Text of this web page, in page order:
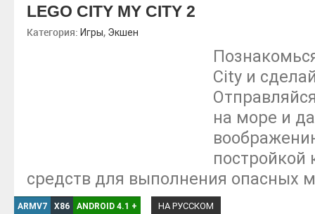
LEGO CITY MY CITY 2
Категория: Игры, Экшен
City и
на море и
постройкой
средств для выполнения опасных
ARMV7 X86 ANDROID 4.1 + НА РУССКОМ